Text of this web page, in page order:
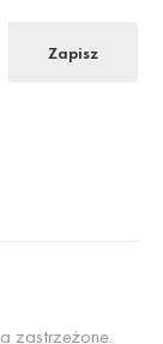
Zapisz
zastrzeżone.